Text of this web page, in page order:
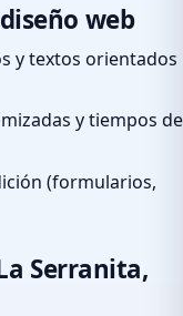
web
y textos orientados
y tiempos de
(formularios,
Serranita,